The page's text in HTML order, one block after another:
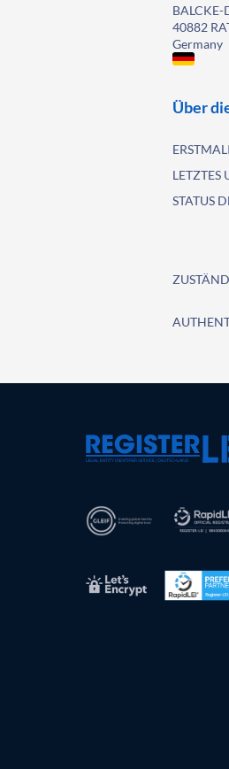
BALCKE-
40882
Germany
Über
LETZTES
STATUS